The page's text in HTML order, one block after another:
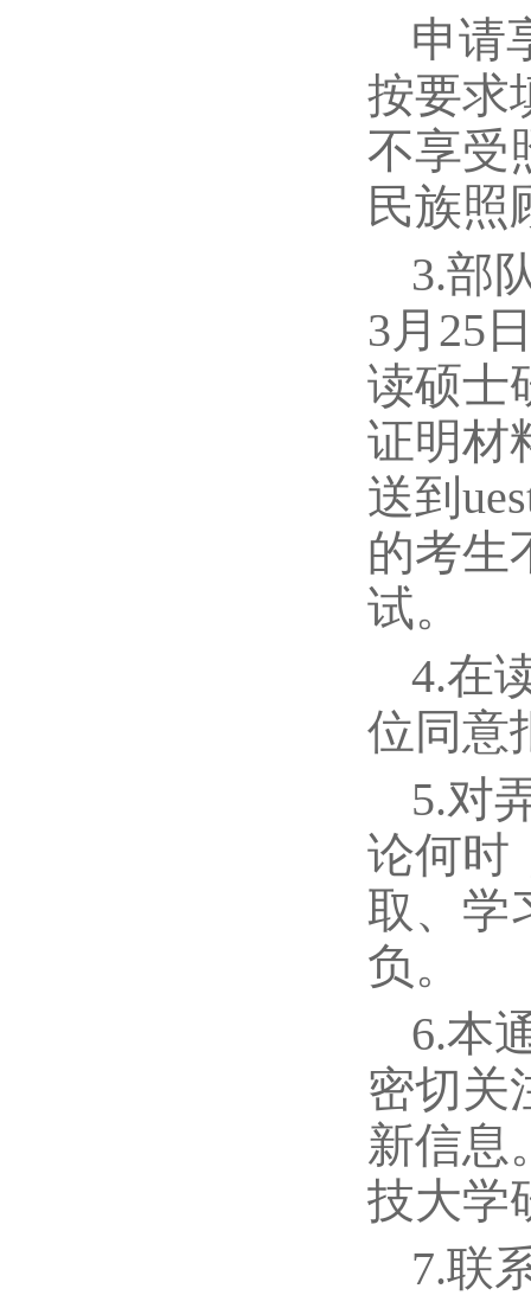
申请
按要求
不享受
民族照
3.部
3月25
读硕士
证明材
送到
的考生
试。
4.在
位同意
5.对
论何时
取、学
负。
6.本
密切关
新信息
技大学
7.联